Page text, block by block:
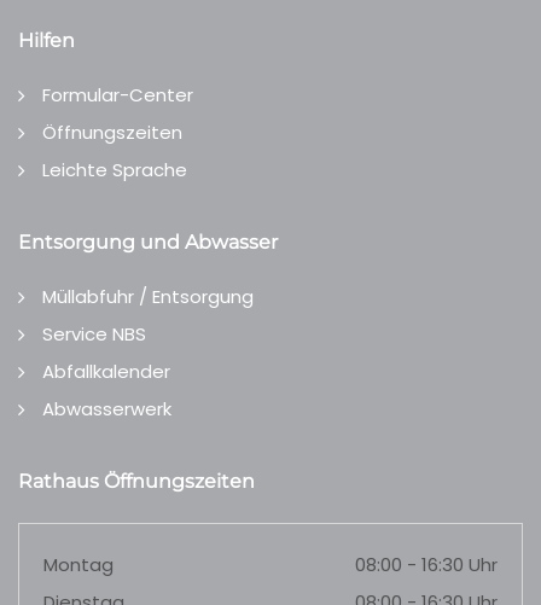
Hilfen
Formular-Center
Öffnungszeiten
Leichte Sprache
Entsorgung und Abwasser
Müllabfuhr / Entsorgung
Service NBS
Abfallkalender
Abwasserwerk
Rathaus Öffnungszeiten
Montag
08:00 - 16:30 Uhr